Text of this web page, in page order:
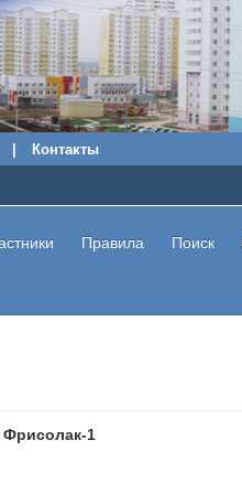
Контакты
Правила Поиск
1